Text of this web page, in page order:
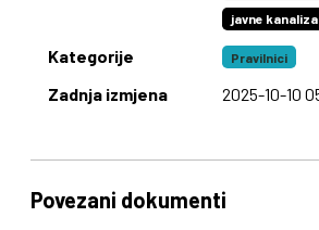
javne
Kategorije Pravilnici
Zadnja izmjena 2025-10-10
Povezani dokumenti